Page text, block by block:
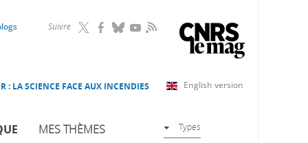
Suivre RSS
English version
: LA SCIENCE FACE AUX INCENDIES
MES THÈMES Types